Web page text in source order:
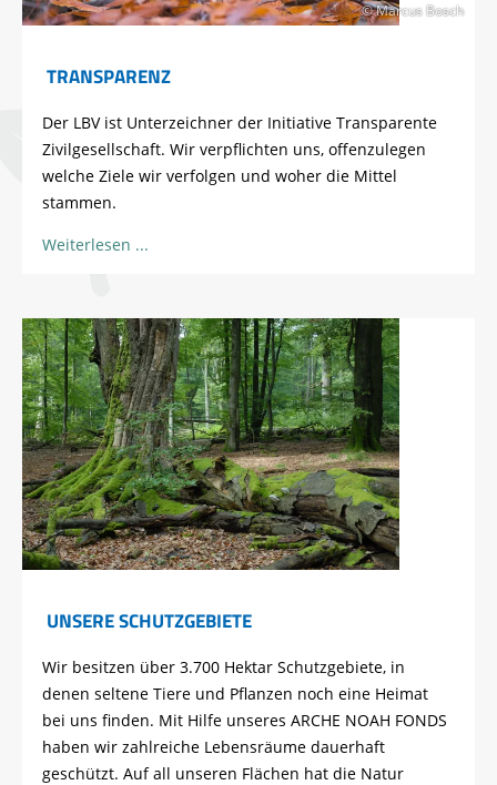
© Marcus Bosch
TRANSPARENZ
Der LBV ist Unterzeichner der Initiative Transparente
Zivilgesellschaft. Wir verpflichten uns, offenzulegen
welche Ziele wir verfolgen und woher die Mittel
stammen.
Weiterlesen
UNSERE SCHUTZGEBIETE
Wir besitzen über 3.700 Hektar Schutzgebiete, in
denen seltene Tiere und Pflanzen noch eine Heimat
bei uns finden. Mit Hilfe unseres ARCHE NOAH FONDS
haben wir zahlreiche Lebensräume dauerhaft
geschützt. Auf all unseren Flächen hat die Natur